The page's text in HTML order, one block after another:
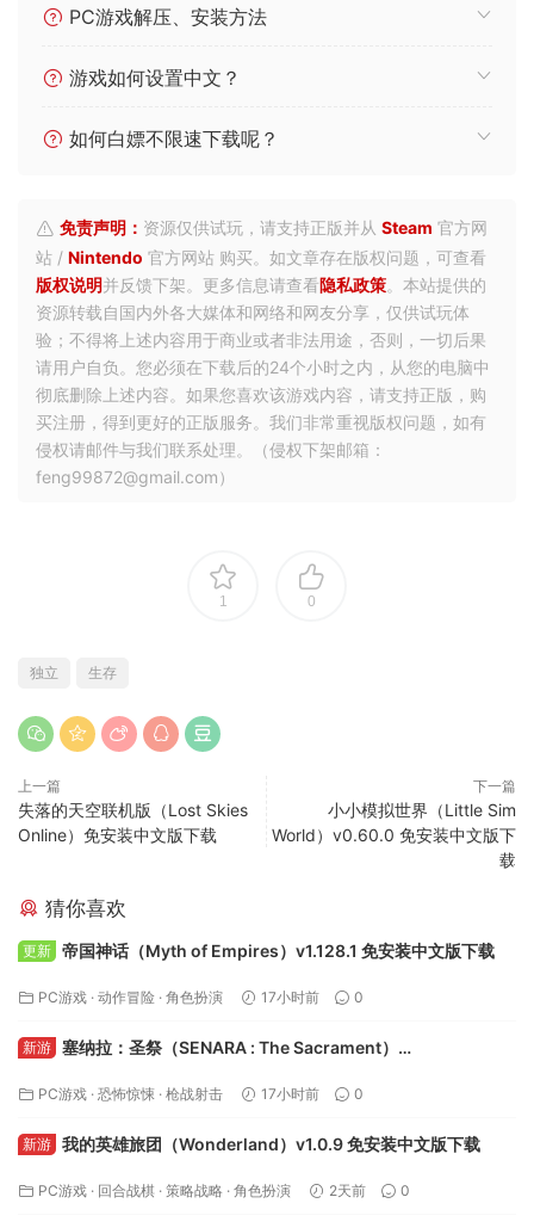
PC游戏解压、安装方法
游戏如何设置中文？
如何白嫖不限速下载呢？
免责声明： 资源仅供试玩，请支持正版并从 Steam 官方网
站 / Nintendo 官方网站 购买。如文章存在版权问题，可查看
版权说明并反馈下架。更多信息请查看隐私政策。本站提供的
资源转载自国内外各大媒体和网络和网友分享，仅供试玩体
验；不得将上述内容用于商业或者非法用途，否则，一切后果
请用户自负。您必须在下载后的24个小时之内，从您的电脑中
彻底删除上述内容。如果您喜欢该游戏内容，请支持正版，购
买注册，得到更好的正版服务。我们非常重视版权问题，如有
侵权请邮件与我们联系处理。（侵权下架邮箱：
feng99872@gmail.com）
1 0
独立 生存
上一篇
失落的天空联机版（Lost Skies
Online）免安装中文版下载
下一篇
小小模拟世界（Little Sim
World）v0.60.0 免安装中文版下
载
猜你喜欢
更新 帝国神话（Myth of Empires）v1.128.1 免安装中文版下载
PC游戏 · 动作冒险 · 角色扮演 17小时前 0
新游 塞纳拉：圣祭（SENARA : The Sacrament）
PC游戏 · 恐怖惊悚 · 枪战射击 17小时前 0
新游 我的英雄旅团（Wonderland）v1.0.9 免安装中文版下载
PC游戏 · 回合战棋 · 策略战略 · 角色扮演 2天前 0